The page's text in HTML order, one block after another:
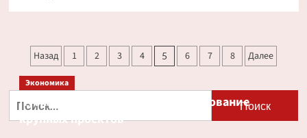
происходит
на валютном
Пагинация
записей
Назад 1 2 3 4 5 6 7 8 Далее
Экономика
Путин и Костин обсудили кредитование
крупных проектов